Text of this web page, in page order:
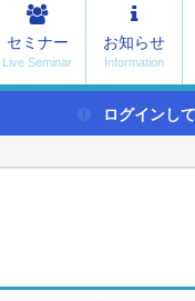
セミナー お知らせ
ログインし